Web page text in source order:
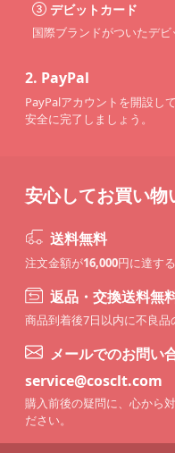
デビットカード
国際ブランドがついたデビ
2. PayPal
PayPalアカウントを開設し
安全に完了しましょう。
安心してお買い物
送料無料
注文金額が16,000円に達す
返品・交換送料無
商品到着後7日以内に不良品
メールでのお問い
service@cosclt.com
購入前後の疑問に、心から
ださい。